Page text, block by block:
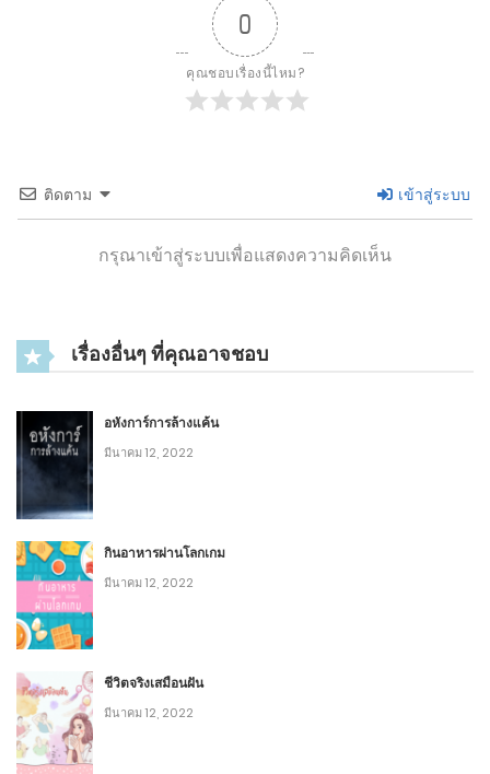
บทที่ 156: เรื่องอื้อฉาว (3)-2
3 บทที่ 156: เรื่องอื้อฉาว (3)-1
พฤศจิกายน 12, 2020
3 บทที่ 155: เรื่องอื้อฉาว (2)-1
พฤศจิกายน 12, 2020
10
3 บทที่ 154: เรื่องอื้อฉาว (1)-1
พฤศจิกายน 12, 2020
8
3 บทที่ 154: เรื่องอื้อฉาว (1)-2
พฤศจิกายน 12, 2020
10
0
คุณชอบเรื่องนี้ไหม?
ติดตาม เข้าสู่ระบบ
กรุณาเข้าสู่ระบบเพื่อแสดงความคิดเห็น
เรื่องอื่นๆ ที่คุณอาจชอบ
อหังการ์การล้างแค้น
มีนาคม 12, 2022
กินอาหารผ่านโลกเกม
มีนาคม 12, 2022
ชีวิตจริงเสมือนฝัน
มีนาคม 12, 2022